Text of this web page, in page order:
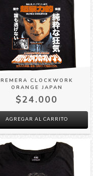
REMERA CLOCKWORK
ORANGE JAPAN
$24.000
AGREGAR AL CARRITO